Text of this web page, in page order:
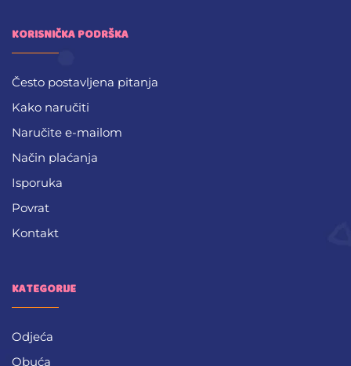
KORISNIČKA PODRŠKA
Često postavljena pitanja
Kako naručiti
Naručite e-mailom
Način plaćanja
Isporuka
Povrat
Kontakt
KATEGORIJE
Odjeća
Obuća